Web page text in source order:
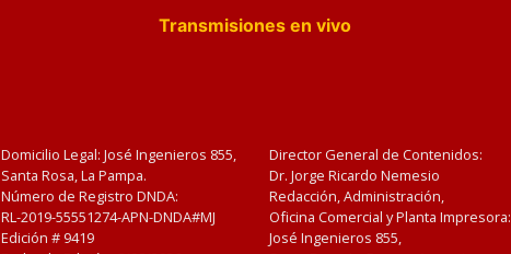
Transmisiones en vivo
Domicilio Legal: José Ingenieros 855,
Santa Rosa, La Pampa.
Número de Registro DNDA:
RL-2019-55551274-APN-DNDA#MJ
Edición # 9419
Director General de Contenidos:
Dr. Jorge Ricardo Nemesio
Redacción, Administración,
Oficina Comercial y Planta Impresora:
José Ingenieros 855,